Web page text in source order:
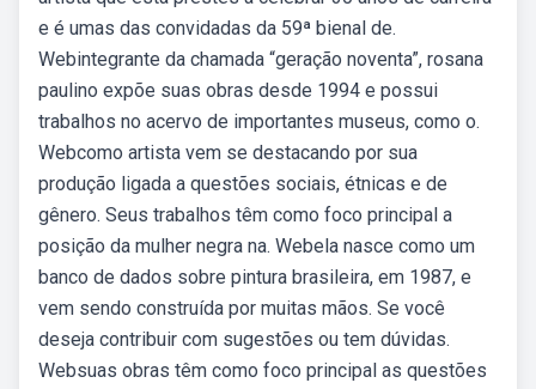
e é umas das convidadas da 59ª bienal de.
Webintegrante da chamada “geração noventa”, rosana
paulino expõe suas obras desde 1994 e possui
trabalhos no acervo de importantes museus, como o.
Webcomo artista vem se destacando por sua
produção ligada a questões sociais, étnicas e de
gênero. Seus trabalhos têm como foco principal a
posição da mulher negra na. Webela nasce como um
banco de dados sobre pintura brasileira, em 1987, e
vem sendo construída por muitas mãos. Se você
deseja contribuir com sugestões ou tem dúvidas.
Websuas obras têm como foco principal as questões